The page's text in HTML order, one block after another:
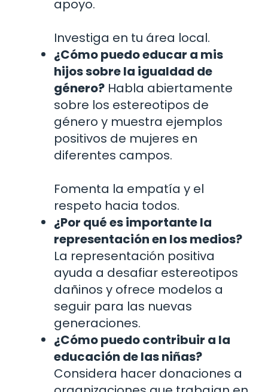
apoyo.
Investiga en tu área local.
¿Cómo puedo educar a mis
hijos sobre la igualdad de
género? Habla abiertamente
sobre los estereotipos de
género y muestra ejemplos
positivos de mujeres en
diferentes campos.
Fomenta la empatía y el
respeto hacia todos.
¿Por qué es importante la
representación en los medios?
La representación positiva
ayuda a desafiar estereotipos
dañinos y ofrece modelos a
seguir para las nuevas
generaciones.
¿Cómo puedo contribuir a la
educación de las niñas?
Considera hacer donaciones a